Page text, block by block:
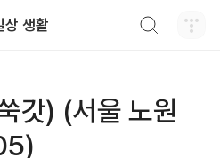
상 생활
갓) (서울 노원